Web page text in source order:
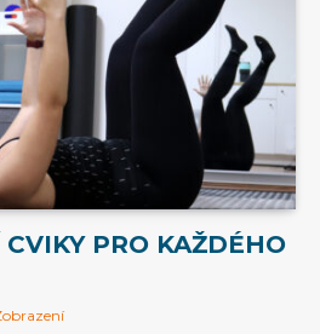
PRO KAŽDÉHO